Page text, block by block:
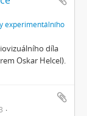
experimentálního
díla
Oskar Helcel).